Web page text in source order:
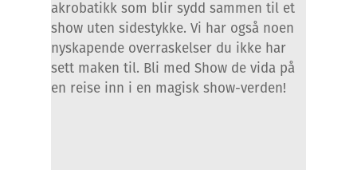
akrobatikk som blir sydd sammen til et
show uten sidestykke. Vi har også noen
nyskapende overraskelser du ikke har
sett maken til. Bli med Show de vida på
en reise inn i en magisk show-verden!